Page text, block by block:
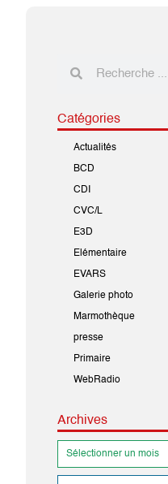
Catégories
Actualités
BCD
CDI
CVC/L
E3D
Elémentaire
EVARS
Galerie photo
Marmothèque
presse
Primaire
WebRadio
Archives